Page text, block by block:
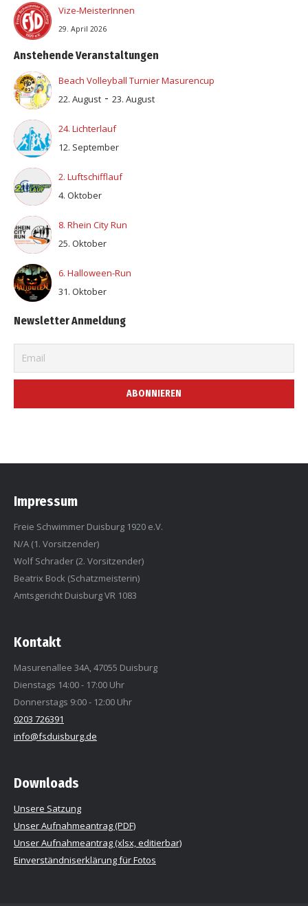
Vize-MeisterInnen
29. April 2026
Anstehende Veranstaltungen
Beach Volleyball Turnier Masurencup
22. August - 23. August
24. Lichterlauf
12. September
2. Luftschifflauf
4. Oktober
8. Rhein City Run
25. Oktober
6. Halloween-Run
31. Oktober
Newsletter Anmeldung
Impressum
Freie Schwimmer Duisburg 1920 e.V.
N/A (1. Vorsitzender)
Wolf Schrader (2. Vorsitzender)
Beatrix Bock (Schatzmeisterin)
Amtsgericht Duisburg VR 1083
Kontakt
Masurenallee 34A, 47055 Duisburg
Dienstags 14:00 - 17:00 Uhr
Donnerstags 9:00 - 12:00 Uhr
0203 726391
info@fsduisburg.de
Downloads
Unsere Satzung
Unser Aufnahmeantrag (PDF)
Unser Aufnahmeantrag (xlsx, editierbar)
Einverständniserklärung für Fotos